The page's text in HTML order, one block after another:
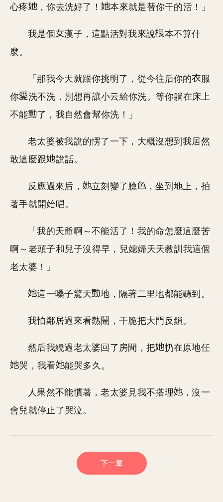
心疼
，你去洗好了！ 本來就是替你干的活！」
我是個 漢子，這點活對我來說
本不算什
麼。
「那我今天就跟你挑明了，從今往后你的
服
你
洗不洗，別想再讓小云給你洗。等你躺在床上
不能
了，我自然會幫你洗！」
老太婆被我說的愣了一下，大概沒想到我居然
敢這麼跟
說話。
反應過來后， 立刻變了臉
，坐到地上，拍
著手就開始唱。
「我的天爺啊～不能活了！我的命怎麼這麼苦
啊～老頭子和兒子沒得早，兒媳婦天天教訓我這個
老太婆！」
這一嗓子驚天 地，隔著二里地都能聽到。
我怕鄰居過來看熱鬧，干脆把大門反鎖。
然后我繞過老太婆回了房間，把
扔在原地任
哭，我看
能哭多久。
人果然不能慣著，老太婆見我不搭理
，沒一
會兒就停止了哭泣。
下一章